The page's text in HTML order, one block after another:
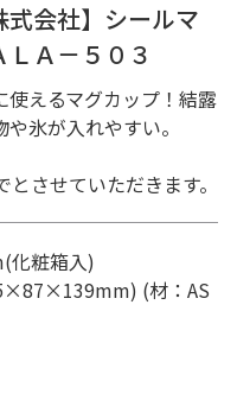
式会社】シールマ
Ａ－５０３
使えるマグカップ！結露
氷が入れやすい。
させていただきます。
化粧箱入)
(材：AS